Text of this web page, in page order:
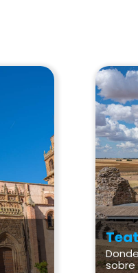
sobre